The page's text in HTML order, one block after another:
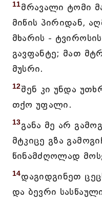
11მრავალი ტომი
მიწის პირიდან,
მხარის -
გავფანტე; მათ
მუსრი.
12შენ კი უნდა
თქო უფალი.
13განა მე არ
მტკიცე გზა
წინამძღოლად
14დაგიდგინეთ
და ბევრი